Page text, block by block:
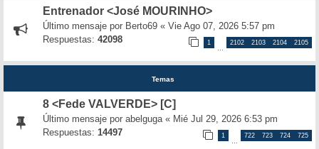
Entrenador <José MOURINHO>
Último mensaje por Berto69 « Vie Ago 07, 2026 5:57 pm
Respuestas: 42098 1
…
2102 2103 2104 2105
Temas
8 <Fede VALVERDE> [C]
Último mensaje por abelguga« Mié Jul 29, 2026 6:53 pm
Respuestas: 14497 1
…
722 723 724 725